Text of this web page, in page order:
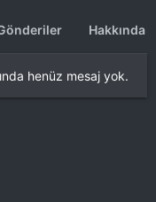
Hakkında
henüz mesaj yok.